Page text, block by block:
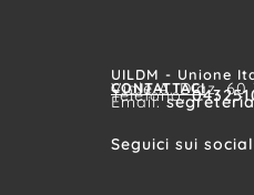
UILDM - Unione
CONTATTACI
Viale A. Diaz, 60
Telefono:
Email:
Seguici sui